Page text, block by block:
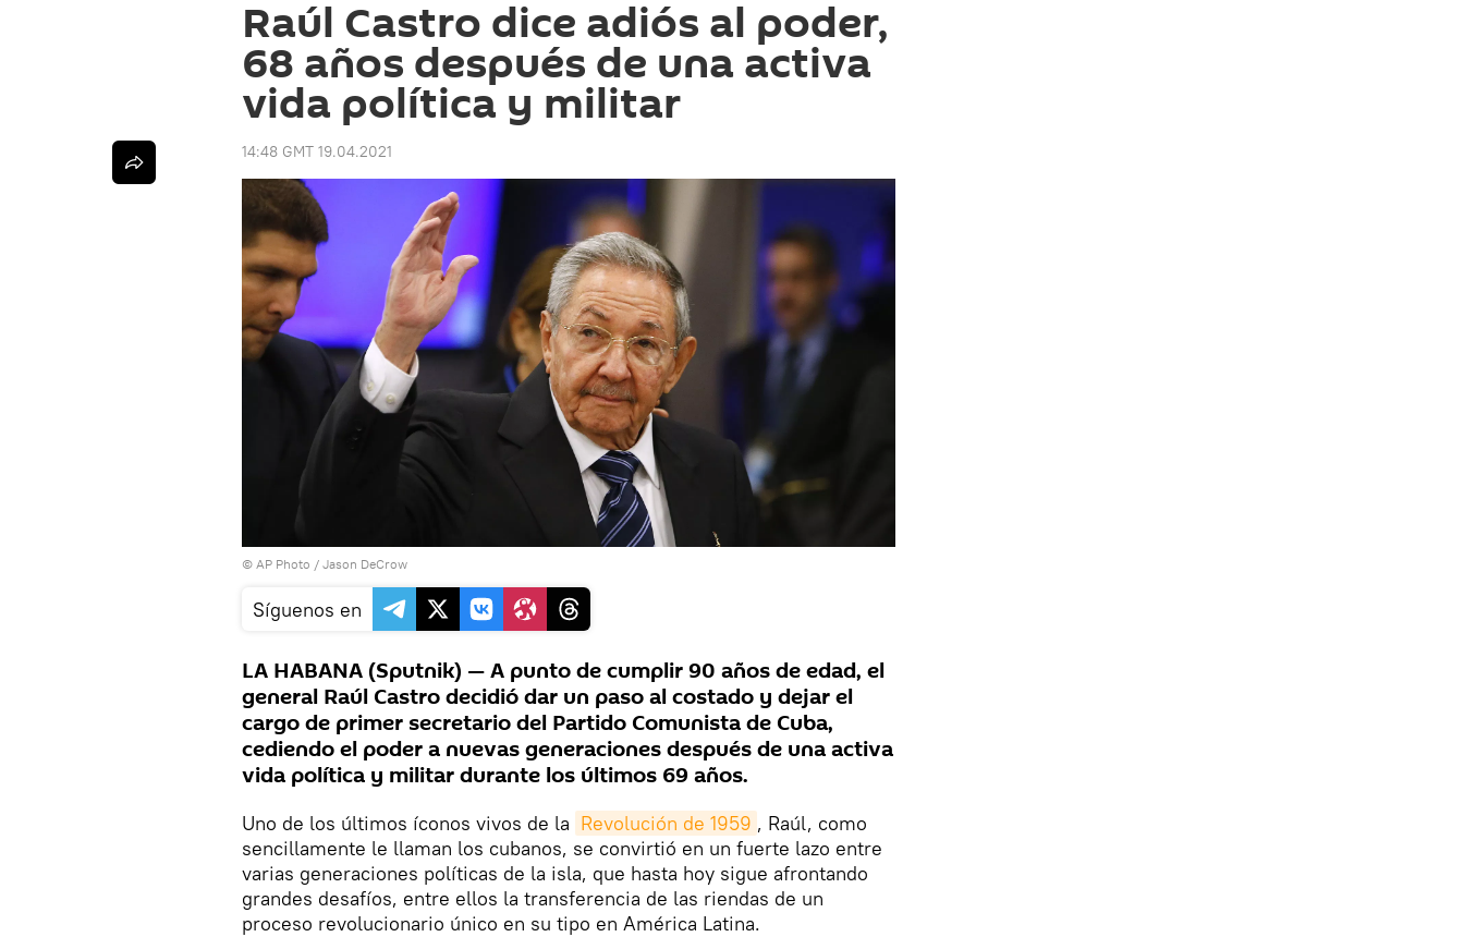
Raúl Castro dice adiós al poder,
68 años después de una activa
vida política y militar
14:48 GMT 19.04.2021
© AP Photo / Jason DeCrow
Síguenos en
LA HABANA (Sputnik) — A punto de cumplir 90 años de edad, el
general Raúl Castro decidió dar un paso al costado y dejar el
cargo de primer secretario del Partido Comunista de Cuba,
cediendo el poder a nuevas generaciones después de una activa
vida política y militar durante los últimos 69 años.
Uno de los últimos íconos vivos de la Revolución de 1959 , Raúl, como
sencillamente le llaman los cubanos, se convirtió en un fuerte lazo entre
varias generaciones políticas de la isla, que hasta hoy sigue afrontando
grandes desafíos, entre ellos la transferencia de las riendas de un
proceso revolucionario único en su tipo en América Latina.